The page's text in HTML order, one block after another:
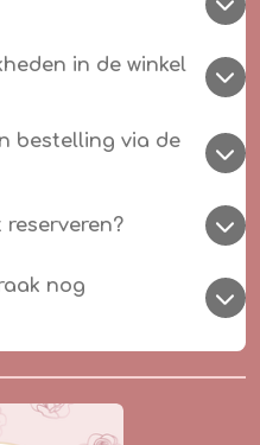
in de winkel
bestelling via de
nog